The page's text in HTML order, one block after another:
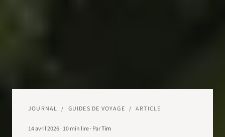
JOURNAL / GUIDES DE VOYAGE / ARTICLE
14 avril 2026· 10min lire· ParTim